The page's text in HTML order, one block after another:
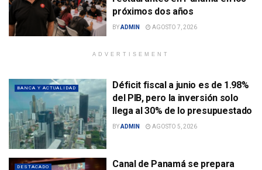
próximos dos años
BYADMIN AGOSTO 7, 2026
ADVERTISEMENT
BANCA Y ACTUALIDAD
Déficit fiscal a junio es de 1.98%
del PIB, pero la inversión solo
llega al 30% de lo presupuestado
BYADMIN AGOSTO 5, 2026
DESTACADO
Canal de Panamá se prepara